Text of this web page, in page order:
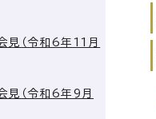
見（令和6年11月
見（令和6年9月